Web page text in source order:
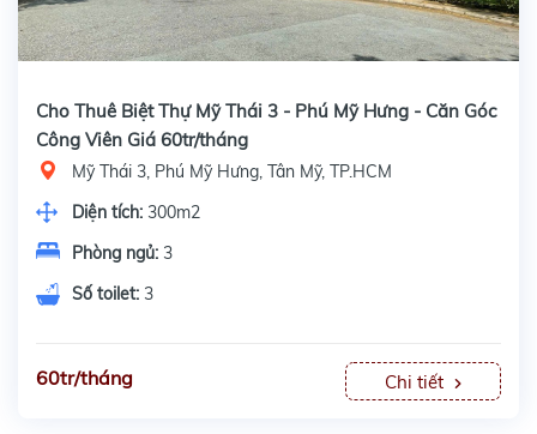
Cho Thuê Biệt Thự Mỹ Thái 3 - Phú Mỹ Hưng - Căn Góc
Công Viên Giá 60tr/tháng
Mỹ Thái 3, Phú Mỹ Hưng, Tân Mỹ, TP.HCM
Diện tích: 300m2
Phòng ngủ: 3
Số toilet: 3
60tr/tháng Chi tiết